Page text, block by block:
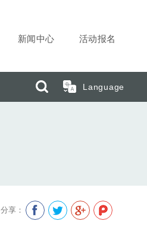
新闻中心 活动报名
搜索 Language
分享：